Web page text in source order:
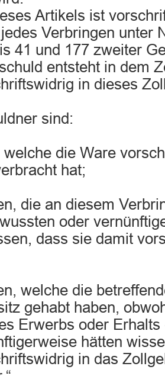
Artikels ist
Verbringen unter
41 und 177 zweiter
entsteht in dem
in dieses
sind:
welche die Ware
hat;
die an diesem
oder
dass sie damit
welche die
gehabt haben,
Erwerbs oder
hätten
in das